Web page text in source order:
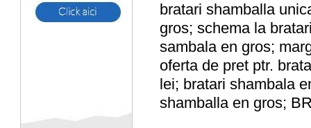
bratari shamballa
gros; schema la
sambala en gros;
oferta de pret ptr.
lei; bratari shambala
shamballa en gros;